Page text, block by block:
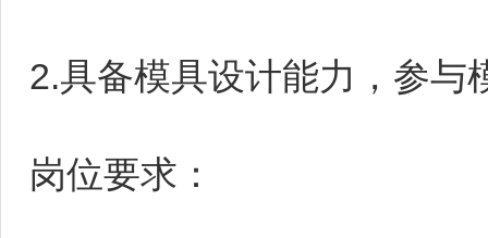
2.具备模具设计能力，参与
岗位要求：